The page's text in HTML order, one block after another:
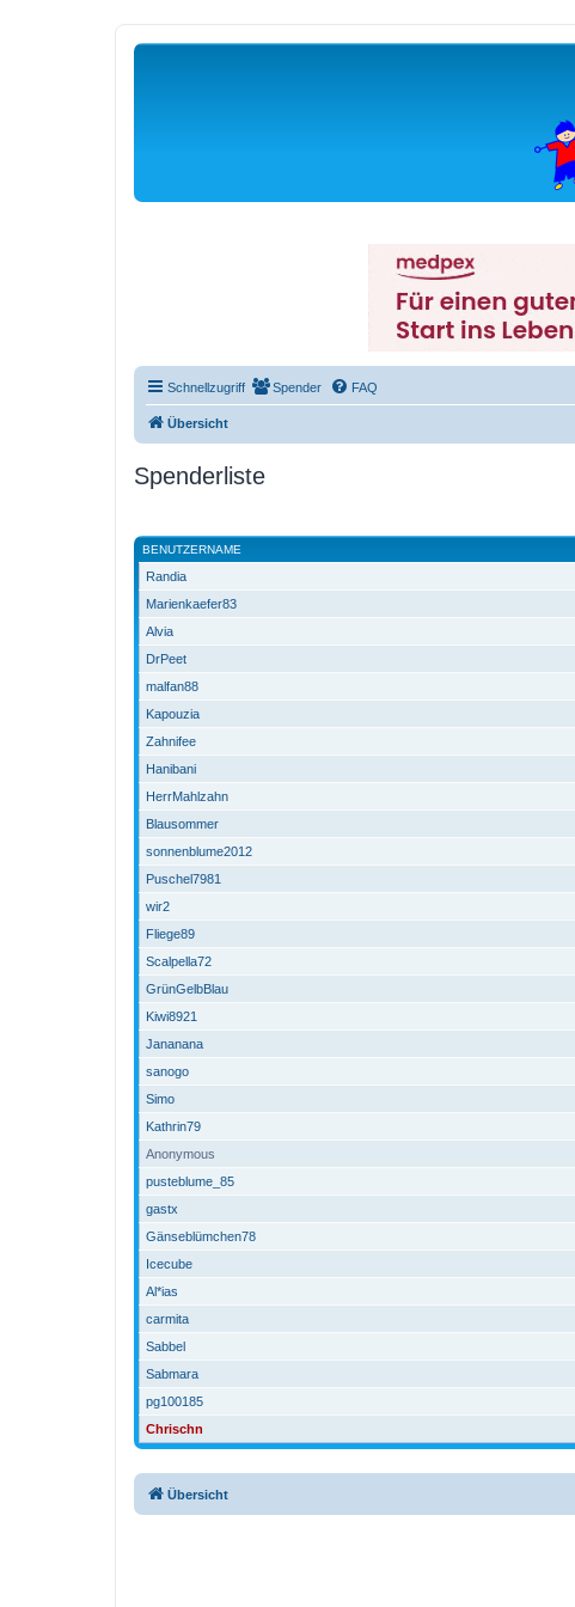
Schnellzugriff Spender FAQ
Übersicht
Spenderliste
BENUTZERNAME
Randia
Marienkaefer83
Alvia
DrPeet
malfan88
Kapouzia
Zahnifee
Hanibani
HerrMahlzahn
Blausommer
sonnenblume2012
Puschel7981
wir2
Fliege89
Scalpella72
GrünGelbBlau
Kiwi8921
Jananana
sanogo
Simo
Kathrin79
Anonymous
pusteblume_85
gastx
Gänseblümchen78
Icecube
Al*ias
carmita
Sabbel
Sabmara
pg100185
Chrischn
Übersicht